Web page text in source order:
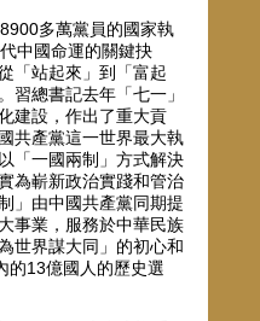
多萬黨員的國家執
中國命運的關鍵抉
「站起來」到「富起
習總書記去年「七一」
建設，作出了重大貢
共產黨這一世界最大執
「一國兩制」方式解決
為嶄新政治實踐和管治
」由中國共產黨同期提
事業，服務於中華民族
世界謀大同」的初心和
的13億國人的歷史選